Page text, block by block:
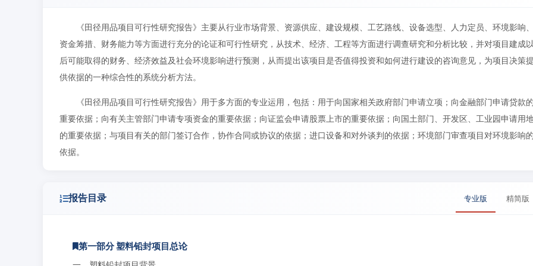
《田径用品项目可行性研究报告》主要从行业市场背景、资源供应、建设规模、工艺路线、设备选型、人力定员、环境影响
资金筹措、财务能力等方面进行充分的论证和可行性研究，从技术、经济、工程等方面进行调查研究和分析比较，并对项目建成
后可能取得的财务、经济效益及社会环境影响进行预测，从而提出该项目是否值得投资和如何进行建设的咨询意见，为项目决策
供依据的一种综合性的系统分析方法。
《田径用品项目可行性研究报告》用于多方面的专业运用，包括：用于向国家相关政府部门申请立项；向金融部门申请贷款
重要依据；向有关主管部门申请专项资金的重要依据；向证监会申请股票上市的重要依据；向国土部门、开发区、工业园申请用
的重要依据；与项目有关的部门签订合作，协作合同或协议的依据；进口设备和对外谈判的依据；环境部门审查项目对环境影响
依据。
报告目录 专业版 精简版
第一部分 塑料铅封项目总论